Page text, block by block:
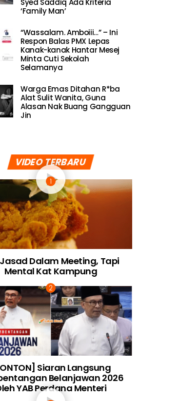
Syed Saddiq Ada Kriteria
‘Family Man’
“Wassalam. Amboiii…” – Ini
Respon Balas PMX Lepas
Kanak-kanak Hantar Mesej
Minta Cuti Sekolah
Selamanya
Warga Emas Ditahan R*ba
Alat Sulit Wanita, Guna
Alasan Nak Buang Gangguan
Jin
VIDEO TERBARU
Dalam Meeting, Tapi
Mental Kat Kampung
Siaran Langsung
Belanjawan 2026
YAB Perdana Menteri